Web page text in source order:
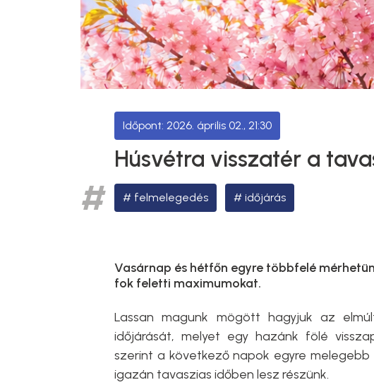
2026. április 02., 21:30
Húsvétra visszatér a
felmelegedés időjárás
Vasárnap és hétfőn egyre többfelé
fok feletti maximumokat.
Lassan magunk mögött hagyjuk az
időjárását, melyet egy hazánk fölé
szerint a következő napok egyre
igazán tavaszias időben lesz részünk.